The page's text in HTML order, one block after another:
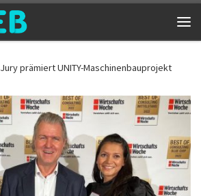
Jury prämiert UNITY-Maschinenbauprojekt